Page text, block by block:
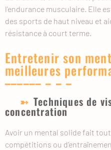
l’endurance musculaire. Elle
des sports de haut niveau et
résistance à court terme.
Entretenir son
meilleures
Techniques de
concentration
Avoir un mental solide fait
compétitions ou